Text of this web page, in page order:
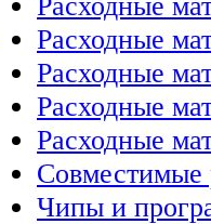
Расходные
Расходные
Расходные
Расходные
Совместимые
Чипы и